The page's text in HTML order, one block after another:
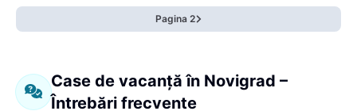
Pagina 2
Case de vacanță în Novigrad –
Întrebări frecvente